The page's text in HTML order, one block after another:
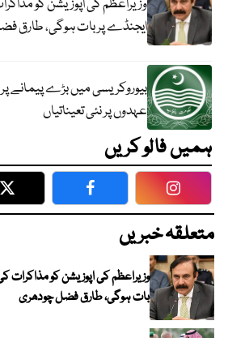
وزیراعظم کی اپوزیشن کو
ایجنڈے پر بات ہوگی، طارق
بیوروکریسی میں بڑے پیمانے پر
عہدوں پر نئی تعیناتیاں
ہمیں فالو کریں
Twitter Facebook
متعلقہ خبریں
وزیراعظم کی اپوزیشن کو مذاکرات
بات ہوگی، طارق فضل چودھری